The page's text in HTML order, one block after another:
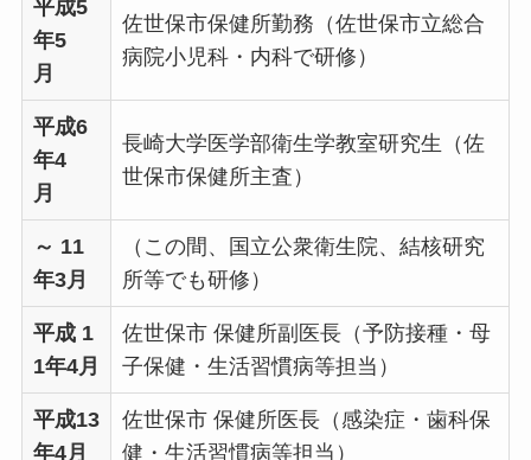
平成5
年5
月
佐世保市保健所勤務（佐世保市立総合
病院小児科・内科で研修）
平成6
年4
月
長崎大学医学部衛生学教室研究生（佐
世保市保健所主査）
～ 11
年3月
（この間、国立公衆衛生院、結核研究
所等でも研修）
平成 1
1年4月
佐世保市 保健所副医長（予防接種・母
子保健・生活習慣病等担当）
平成13
年4月
佐世保市 保健所医長（感染症・歯科保
健・生活習慣病等担当）